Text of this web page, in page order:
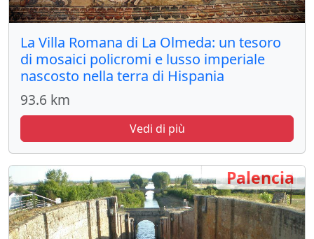
La Villa Romana di La Olmeda: un tesoro
di mosaici policromi e lusso imperiale
nascosto nella terra di Hispania
93.6 km
Vedi di più
Palencia